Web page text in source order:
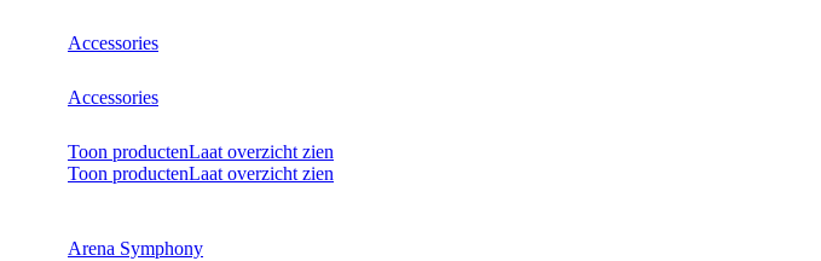
Accessories
Accessories
Toon productenLaat overzicht zien
Toon productenLaat overzicht zien
Arena Symphony